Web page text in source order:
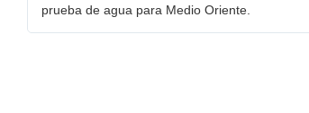
prueba de agua para Medio Oriente.